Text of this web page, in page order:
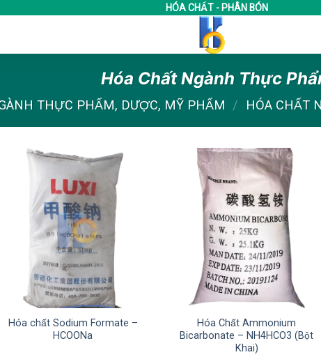
HÓA CHẤT - PHÂN BÓN
Hóa Chất Ngành Thực
THỰC PHẨM, DƯỢC, MỸ PHẨM / HÓA CHẤT
Hóa chất Sodium Formate –
HCOONa
Hóa Chất Ammonium
Bicarbonate – NH4HCO3 (Bột
Khai)